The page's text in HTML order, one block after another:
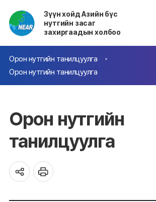
Зүүн хойд Азийн бүс
нутгийн засаг
захиргаадын холбоо
Орон нутгийн танилцуулга
Орон нутгийн танилцуулга
Орон нутгийн
танилцуулга